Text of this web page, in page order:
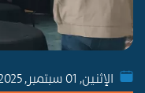
الإثنين, 01 سبتمبر, 2025